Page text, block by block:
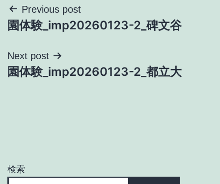
投
稿
ナ
ビ
ョ
Previous post
園体験_imp20260123-2_碑文谷
Next post
園体験_imp20260123-2_都立大
検索